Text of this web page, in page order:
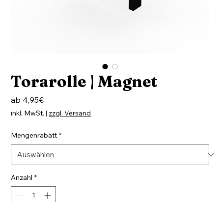
Torarolle | Magnet
ab 4,95€Sale-
Preis
inkl. MwSt. | zzgl. Versand
Mengenrabatt *
Anzahl *